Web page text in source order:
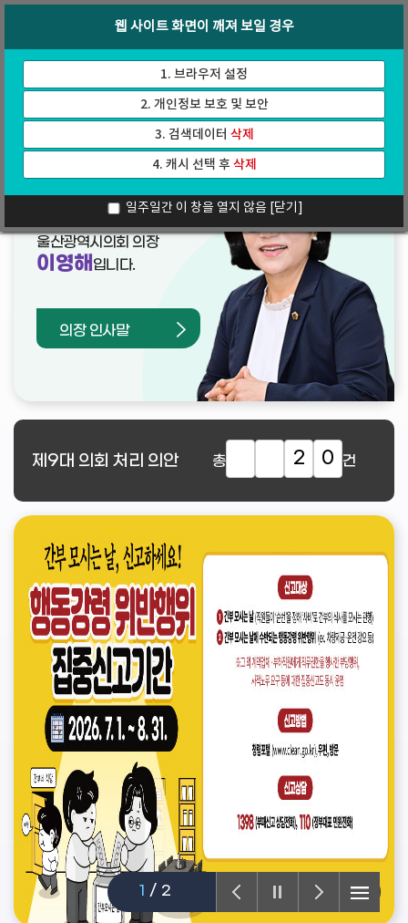
가
기
인터넷방송
웹 사이트 화면이 깨져 보일 경우
1. 브라우저 설정
2. 개인정보 보호 및 보안
3. 검색데이터 삭제
4. 캐시 선택 후삭제
일주일간 이 창을 열지 않음 [닫기]
1 / 2
열린의장실
울산광역시의회 의장
이영해 입니다.
의장 인사말
제9대 의회 처리 의안 총 2 0 건